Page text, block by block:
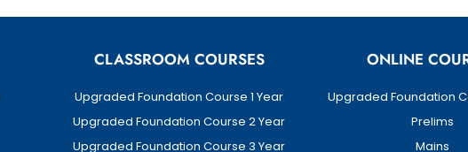
CLASSROOM COURSES
Upgraded Foundation Course 1 Year
Upgraded Foundation Course 2 Year
Upgraded Foundation Course 3 Year
ONLINE
Upgraded Foundation
Prelims
Mains